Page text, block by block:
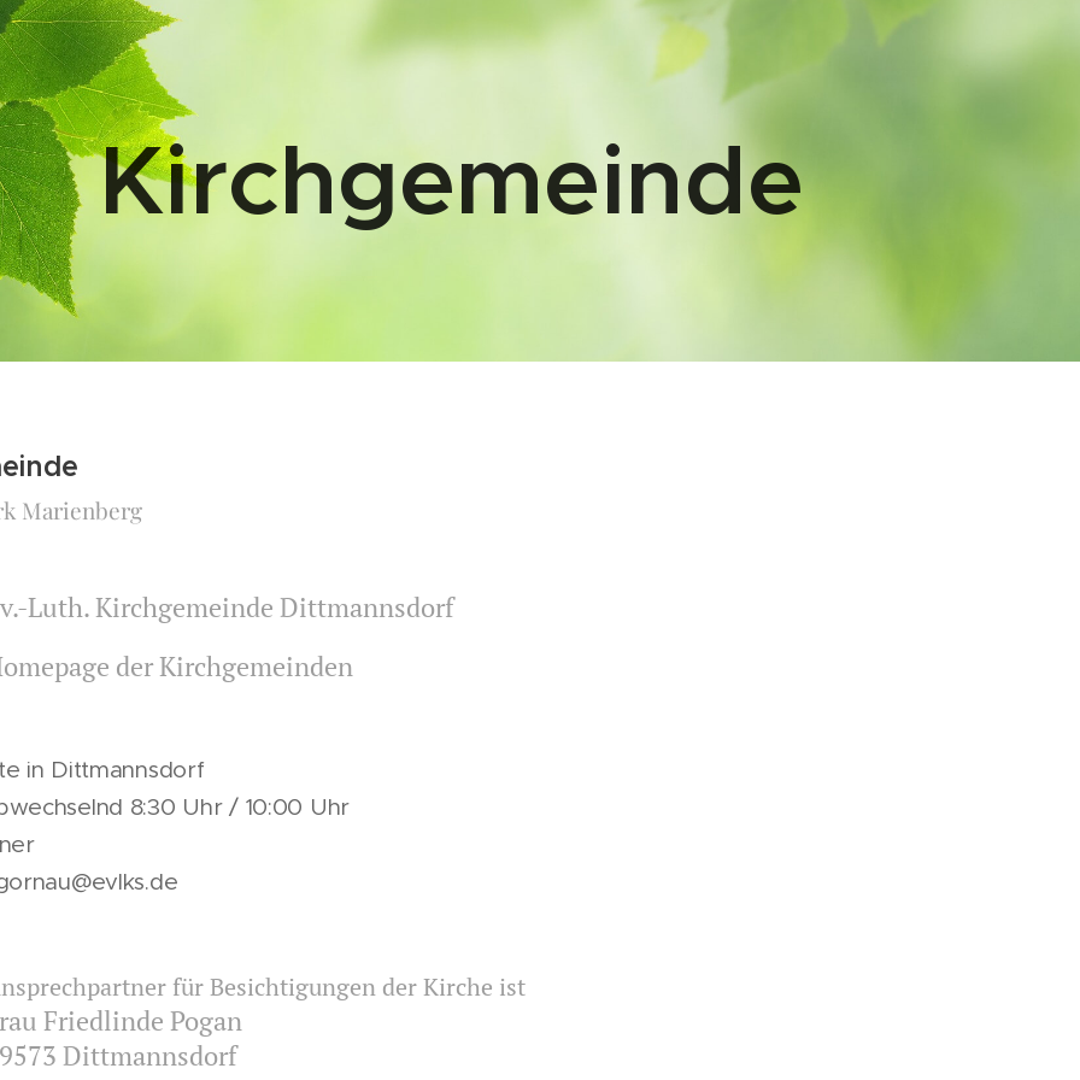
Kirchgemeinde
Marienberg
Luth. Kirchgemeinde Dittmannsdorf
der Kirchgemeinden
in Dittmannsdorf
8:30 Uhr / 10:00 Uhr
für Besichtigungen der Kirche ist
Friedlinde Pogan
Dittmannsdorf